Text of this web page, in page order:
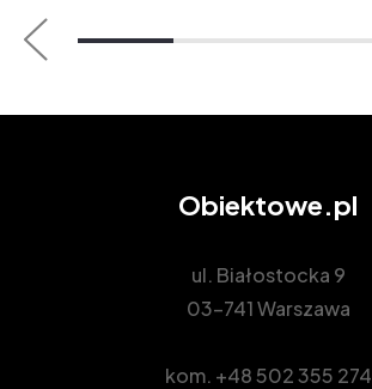
Obiektowe.pl
ul. Białostocka 9
03-741 Warszawa
kom. +48 502 355 274